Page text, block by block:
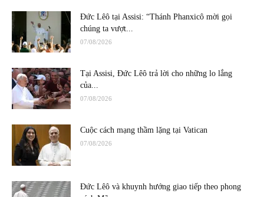
Đức Lêô tại Assisi: “Thánh Phanxicô mời gọi
chúng ta vượt...
07/08/2026
Tại Assisi, Đức Lêô trả lời cho những lo lắng
của...
07/08/2026
Cuộc cách mạng thầm lặng tại Vatican
07/08/2026
Đức Lêô và khuynh hướng giao tiếp theo phong